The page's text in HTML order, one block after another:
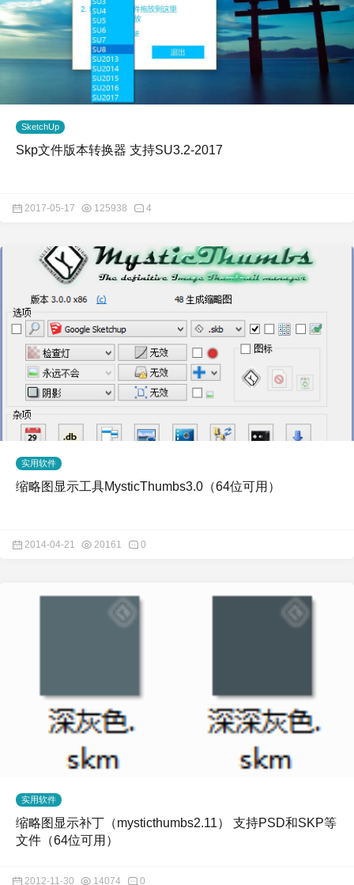
SketchUp
Skp文件版本转换器 支持SU3.2-2017
2017-05-17 125938 4
实用软件
缩略图显示工具MysticThumbs3.0（64位可用）
2014-04-21 20161 0
实用软件
缩略图显示补丁（mysticthumbs2.11） 支持PSD和SKP等
文件（64位可用）
2012-11-30 14074 0